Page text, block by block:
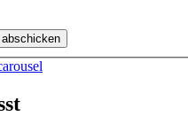
abschicken